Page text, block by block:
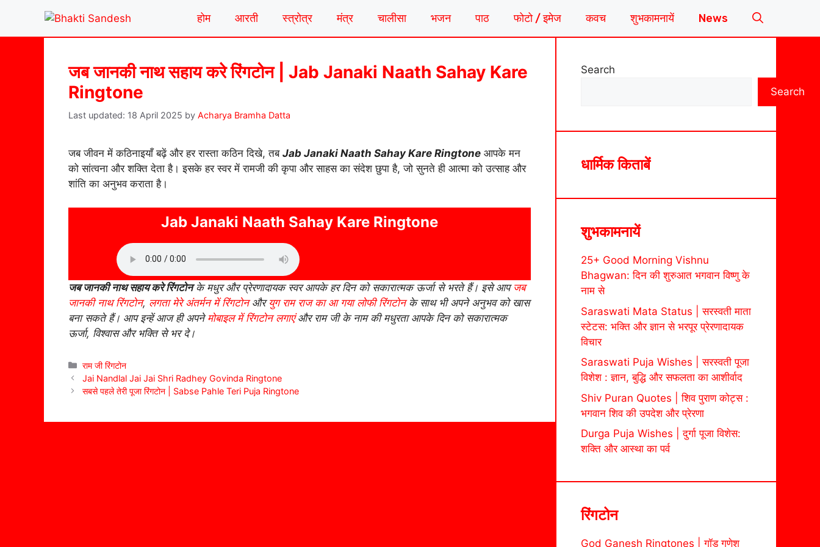
content
होम आरती स्त्रोत्र मंत्र चालीसा भजन पाठ फोटो / इमेज कवच शुभकामनायें News
जब जानकी नाथ सहाय करे रिंगटोन | Jab Janaki Naath Sahay Kare
Ringtone
18 April 2025 by Acharya Bramha Datta
जब जीवन में कठिनाइयाँ बढ़ें और हर रास्ता कठिन दिखे, तब Jab Janaki Naath Sahay Kare Ringtone आपके मन
को सांत्वना और शक्ति देता है। इसके हर स्वर में रामजी की कृपा और साहस का संदेश छुपा है, जो सुनते ही आत्मा को उत्साह और
शांति का अनुभव कराता है।
Jab Janaki Naath Sahay Kare Ringtone
जब जानकी नाथ सहाय करे रिंगटोनके मधुर और प्रेरणादायक स्वर आपके हर दिन को सकारात्मक ऊर्जा से भरते हैं। इसे आप जब
जानकी नाथ रिंगटोन, लगता मेरे अंतर्मन में रिंगटोनऔर युग राम राज का आ गया लोफी रिंगटोनके साथ भी अपने अनुभव को खास
बना सकते हैं। आप इन्हें आज ही अपनेमोबाइल में रिंगटोन लगाएंऔर राम जी के नाम की मधुरता आपके दिन को सकारात्मक
ऊर्जा, विश्वास और भक्ति से भर दे।
Categories
राम जी रिंगटोन
Jai Nandlal Jai Jai Shri Radhey Govinda Ringtone
सबसे पहले तेरी पूजा रिंगटोन | Sabse Pahle Teri Puja Ringtone
Search
Search
धार्मिक किताबें
शुभकामनायें
25+ Good Morning Vishnu
Bhagwan: दिन की शुरुआत भगवान विष्णु के
नाम से
Saraswati Mata Status | सरस्वती माता
स्टेटस: भक्ति और ज्ञान से भरपूर प्रेरणादायक
विचार
Saraswati Puja Wishes | सरस्वती पूजा
विशेश : ज्ञान, बुद्धि और सफलता का आशीर्वाद
Shiv Puran Quotes | शिव पुराण कोट्स :
भगवान शिव की उपदेश और प्रेरणा
Durga Puja Wishes | दुर्गा पूजा विशेस:
शक्ति और आस्था का पर्व
रिंगटोन
God Ganesh Ringtones | गॉड गणेश